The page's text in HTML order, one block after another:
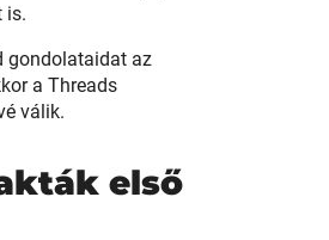
is.
gondolataidat az
a Threads
válik.
első